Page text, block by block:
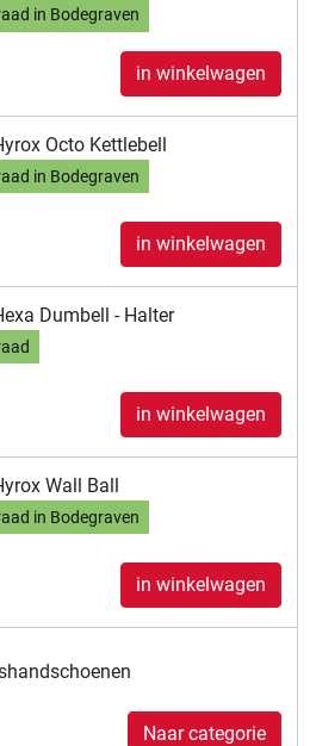
in Bodegraven
in winkelwagen
Octo Kettlebell
in Bodegraven
in winkelwagen
Dumbell - Halter
in winkelwagen
Wall Ball
in Bodegraven
in winkelwagen
Naar categorie